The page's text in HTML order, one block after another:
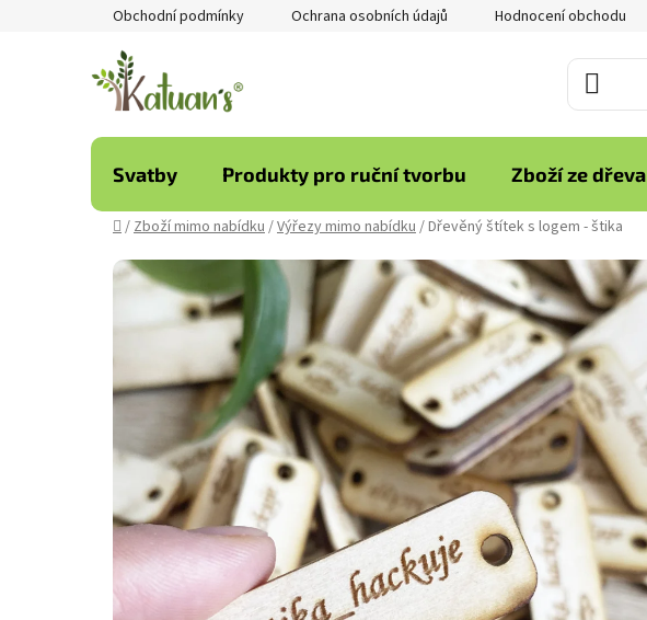
Obchodní podmínky Ochrana osobních údajů Hodnocení obchodu
Svatby Produkty pro ruční tvorbu Zboží ze dřeva
Domů
/Zboží mimo nabídku/Výřezy mimo nabídku/Dřevěný štítek s logem - štika